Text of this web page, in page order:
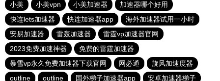
小美
小美vpn 小美加速器
加速器哪个好用
快连lets加速器
快连加速器app
海外加速器试用一小时
安易加速器
雷轰加速器
雷霆vp加速器官网
2023免费加速神器
免费的雷霆加速器
暴雪vp永久免费加速器下载官网
网必通
旋风加速度器
outline
outline 国外梯子加速器app 安卓加速器梯子